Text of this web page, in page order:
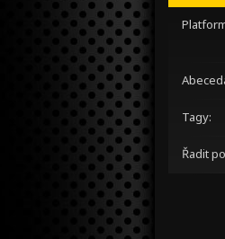
Tagy:
Řadit